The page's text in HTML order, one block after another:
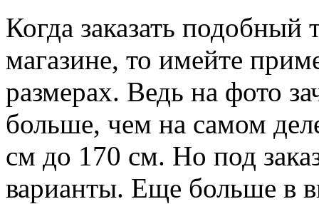
Когда заказать подобный
магазине, то имейте
размерах. Ведь на фото
больше, чем на самом
см до 170 см. Но под
варианты. Еще больше в